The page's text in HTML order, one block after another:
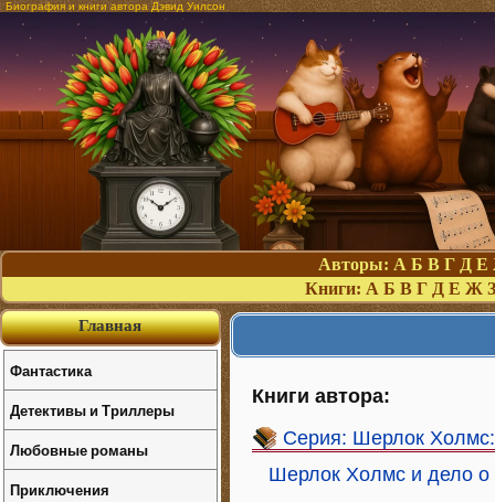
Биография и книги автора Дэвид Уилсон
Авторы: А Б В Г Д Е
Книги: А Б В Г Д Е Ж З
Книги автора:
Серия: Шерлок
Шерлок Холмс и дело о
Главная
Фантастика
Детективы и Триллеры
Любовные романы
Приключения